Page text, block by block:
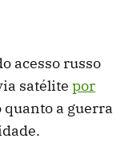
acesso russo
satélite por
a guerra